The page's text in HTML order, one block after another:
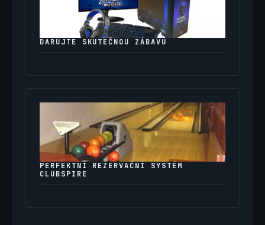
DARUJTE SKUTEČNOU ZÁBAVU
PERFEKTNÍ REZERVAČNÍ SYSTÉM
CLUBSPIRE